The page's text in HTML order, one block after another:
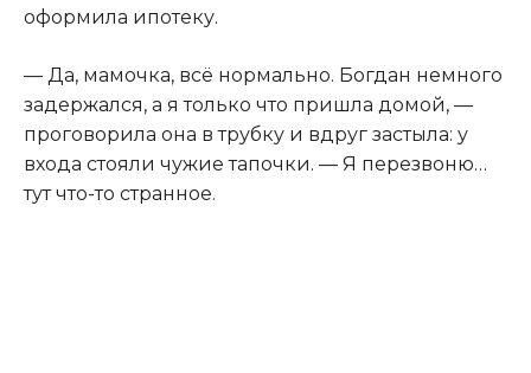
оформила ипотеку.
— Да, мамочка, всё нормально. Богдан немного
задержался, а я только что пришла домой, —
проговорила она в трубку и вдруг застыла: у
входа стояли чужие тапочки. — Я перезвоню…
тут что-то странное.